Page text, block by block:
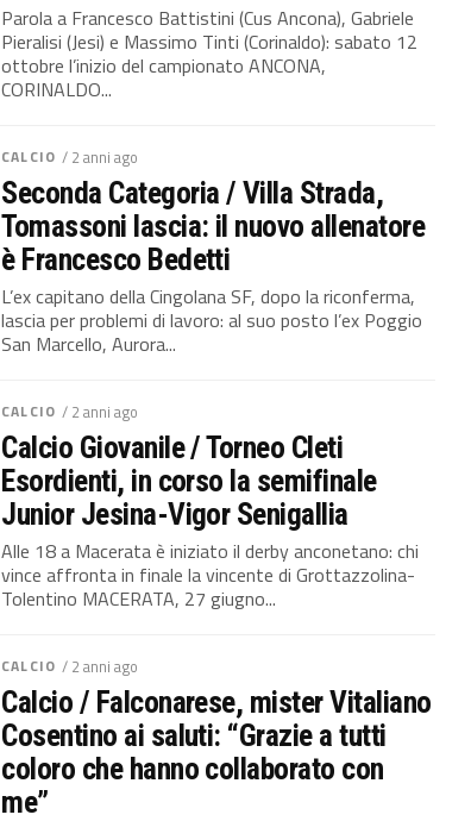
Parola a Francesco Battistini (Cus Ancona), Gabriele
Pieralisi (Jesi) e Massimo Tinti (Corinaldo): sabato 12
ottobre l’inizio del campionato ANCONA,
CORINALDO...
CALCIO / 2 anni ago
Seconda Categoria / Villa Strada,
Tomassoni lascia: il nuovo allenatore
è Francesco Bedetti
L’ex capitano della Cingolana SF, dopo la riconferma,
lascia per problemi di lavoro: al suo posto l’ex Poggio
San Marcello, Aurora...
CALCIO / 2 anni ago
Calcio Giovanile / Torneo Cleti
Esordienti, in corso la semifinale
Junior Jesina-Vigor Senigallia
Alle 18 a Macerata è iniziato il derby anconetano: chi
vince affronta in finale la vincente di Grottazzolina-
Tolentino MACERATA, 27 giugno...
CALCIO / 2 anni ago
Calcio / Falconarese, mister Vitaliano
Cosentino ai saluti: “Grazie a tutti
coloro che hanno collaborato con
me”